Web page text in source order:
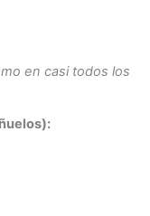
en casi todos los